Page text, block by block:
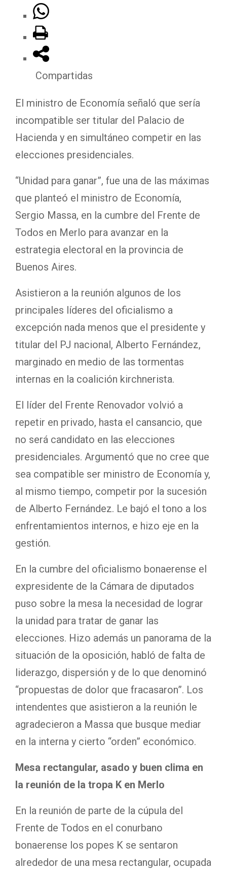
Compartidas
El ministro de Economía señaló que sería
incompatible ser titular del Palacio de
Hacienda y en simultáneo competir en las
elecciones presidenciales.
“Unidad para ganar”, fue una de las máximas
que planteó el ministro de Economía,
Sergio Massa, en la cumbre del Frente de
Todos en Merlo para avanzar en la
estrategia electoral en la provincia de
Buenos Aires.
Asistieron a la reunión algunos de los
principales líderes del oficialismo a
excepción nada menos que el presidente y
titular del PJ nacional, Alberto Fernández,
marginado en medio de las tormentas
internas en la coalición kirchnerista.
El líder del Frente Renovador volvió a
repetir en privado, hasta el cansancio, que
no será candidato en las elecciones
presidenciales. Argumentó que no cree que
sea compatible ser ministro de Economía y,
al mismo tiempo, competir por la sucesión
de Alberto Fernández. Le bajó el tono a los
enfrentamientos internos, e hizo eje en la
gestión.
En la cumbre del oficialismo bonaerense el
expresidente de la Cámara de diputados
puso sobre la mesa la necesidad de lograr
la unidad para tratar de ganar las
elecciones. Hizo además un panorama de la
situación de la oposición, habló de falta de
liderazgo, dispersión y de lo que denominó
“propuestas de dolor que fracasaron”. Los
intendentes que asistieron a la reunión le
agradecieron a Massa que busque mediar
en la interna y cierto “orden” económico.
Mesa rectangular, asado y buen clima en
la reunión de la tropa K en Merlo
En la reunión de parte de la cúpula del
Frente de Todos en el conurbano
bonaerense los popes K se sentaron
alrededor de una mesa rectangular, ocupada